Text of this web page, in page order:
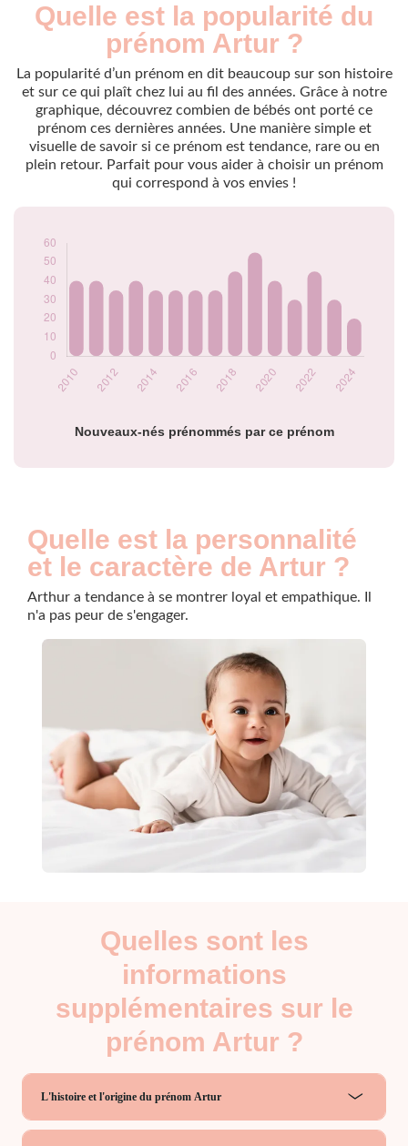
Quelle est la popularité du
prénom Artur ?
La popularité d’un prénom en dit beaucoup sur son histoire
et sur ce qui plaît chez lui au fil des années. Grâce à notre
graphique, découvrez combien de bébés ont porté ce
prénom ces dernières années. Une manière simple et
visuelle de savoir si ce prénom est tendance, rare ou en
plein retour. Parfait pour vous aider à choisir un prénom
qui correspond à vos envies !
Nouveaux-nés prénommés par ce prénom
Popularité du
Année
Nouveaux-
nés
2010
40
2011
40
2012
35
2013
40
2014
35
2015
35
2019
2021
30
2022
2023
20
Quelle est la personnalité
et le caractère de Artur ?
Arthur a tendance à se montrer loyal et empathique. Il
n'a pas peur de s'engager.
Quelles sont les
informations
supplémentaires sur le
prénom Artur ?
L'histoire et l'origine du prénom Artur